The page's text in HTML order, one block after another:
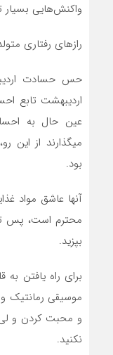
واکنش‌هايي بسيار
رازهای رفتاری
حس حسادت
ارديبهشت تابع
عين حال به
ميگذارند از اين
بود.
آنها عاشق مواد
محترم است، پس
بپزيد.
براي راه يافتن
موسيقي رمانتيک
و محبت کردن و لی
نکنيد.